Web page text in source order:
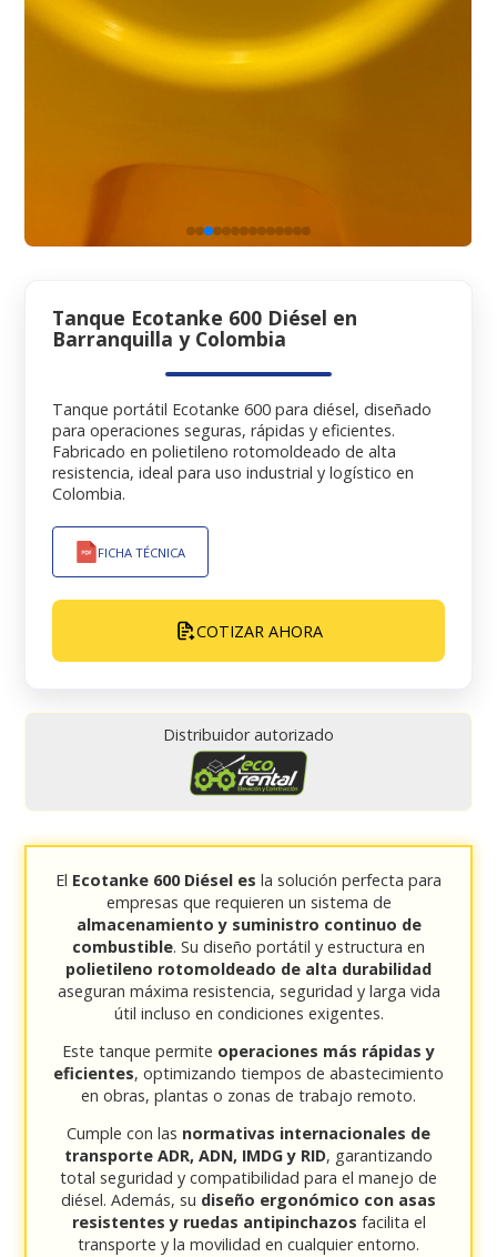
Tanque Ecotanke 600 Diésel en
Barranquilla y Colombia
Tanque portátil Ecotanke 600 para diésel, diseñado
para operaciones seguras, rápidas y eficientes.
Fabricado en polietileno rotomoldeado de alta
resistencia, ideal para uso industrial y logístico en
Colombia.
FICHA TÉCNICA
COTIZAR AHORA
Distribuidor autorizado
El Ecotanke 600 Diésel es la solución perfecta para
empresas que requieren un sistema de
almacenamiento y suministro continuo de
combustible. Su diseño portátil y estructura en
polietileno rotomoldeado de alta durabilidad
aseguran máxima resistencia, seguridad y larga vida
útil incluso en condiciones exigentes.
Este tanque permite operaciones más rápidas y
eficientes, optimizando tiempos de abastecimiento
en obras, plantas o zonas de trabajo remoto.
Cumple con las normativas internacionales de
transporte ADR, ADN, IMDG y RID, garantizando
total seguridad y compatibilidad para el manejo de
diésel. Además, su diseño ergonómico con asas
resistentes y ruedas antipinchazos facilita el
transporte y la movilidad en cualquier entorno.